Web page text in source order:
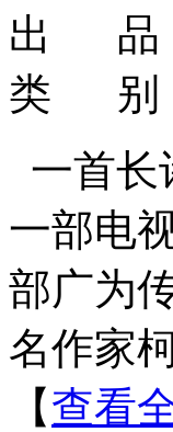
出 品
类 别
一首长
一部电
部广为
名作家
【查看